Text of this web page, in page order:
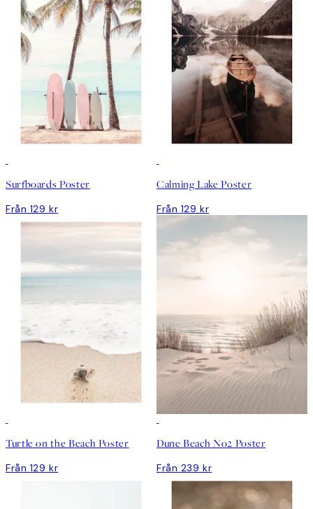
Surfboards Poster
Från 129 kr
Calming Lake Poster
Från 129 kr
Turtle on the Beach Poster
Från 129 kr
Dune Beach No2 Poster
Från 239 kr